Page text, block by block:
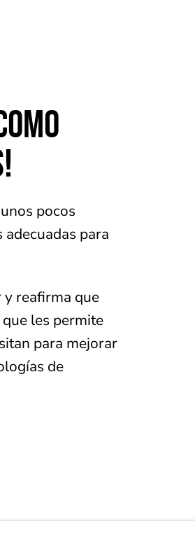
pocos
para
reafirma que
que les permite
para mejorar
de